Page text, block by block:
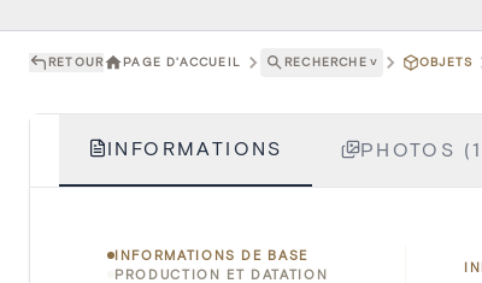
RETOUR PAGE D'ACCUEIL RECHERCHE ˅ OBJETS
INFORMATIONS PHOTOS
INFORMATIONS DE BASE
PRODUCTION ET DATATION